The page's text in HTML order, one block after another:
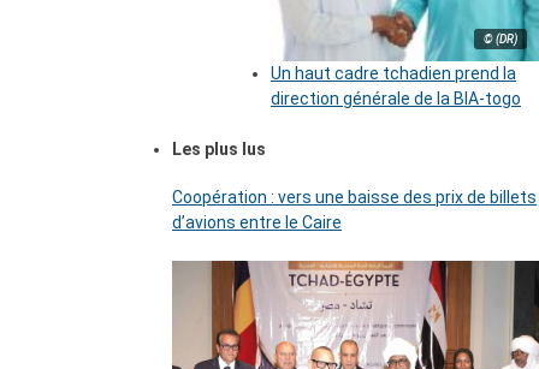
© (DR)
Un haut cadre tchadien prend la
direction générale de la BIA-togo
Les plus lus
Coopération : vers une baisse des prix de billets
d’avions entre le Caire